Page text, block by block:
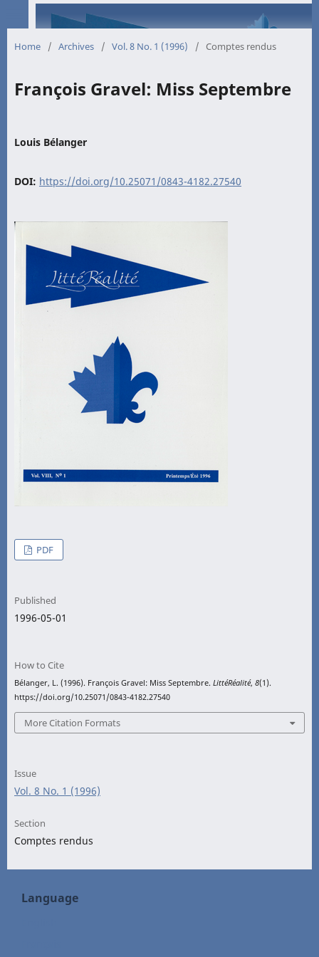
Home / Archives / Vol. 8 No. 1 (1996) / Comptes rendus
François Gravel: Miss Septembre
Louis Bélanger
DOI: https://doi.org/10.25071/0843-4182.27540
PDF
Published
1996-05-01
How to Cite
Bélanger, L. (1996). François Gravel: Miss Septembre. LittéRéalité, 8(1).
https://doi.org/10.25071/0843-4182.27540
More Citation Formats
Issue
Vol. 8 No. 1 (1996)
Section
Comptes rendus
Language